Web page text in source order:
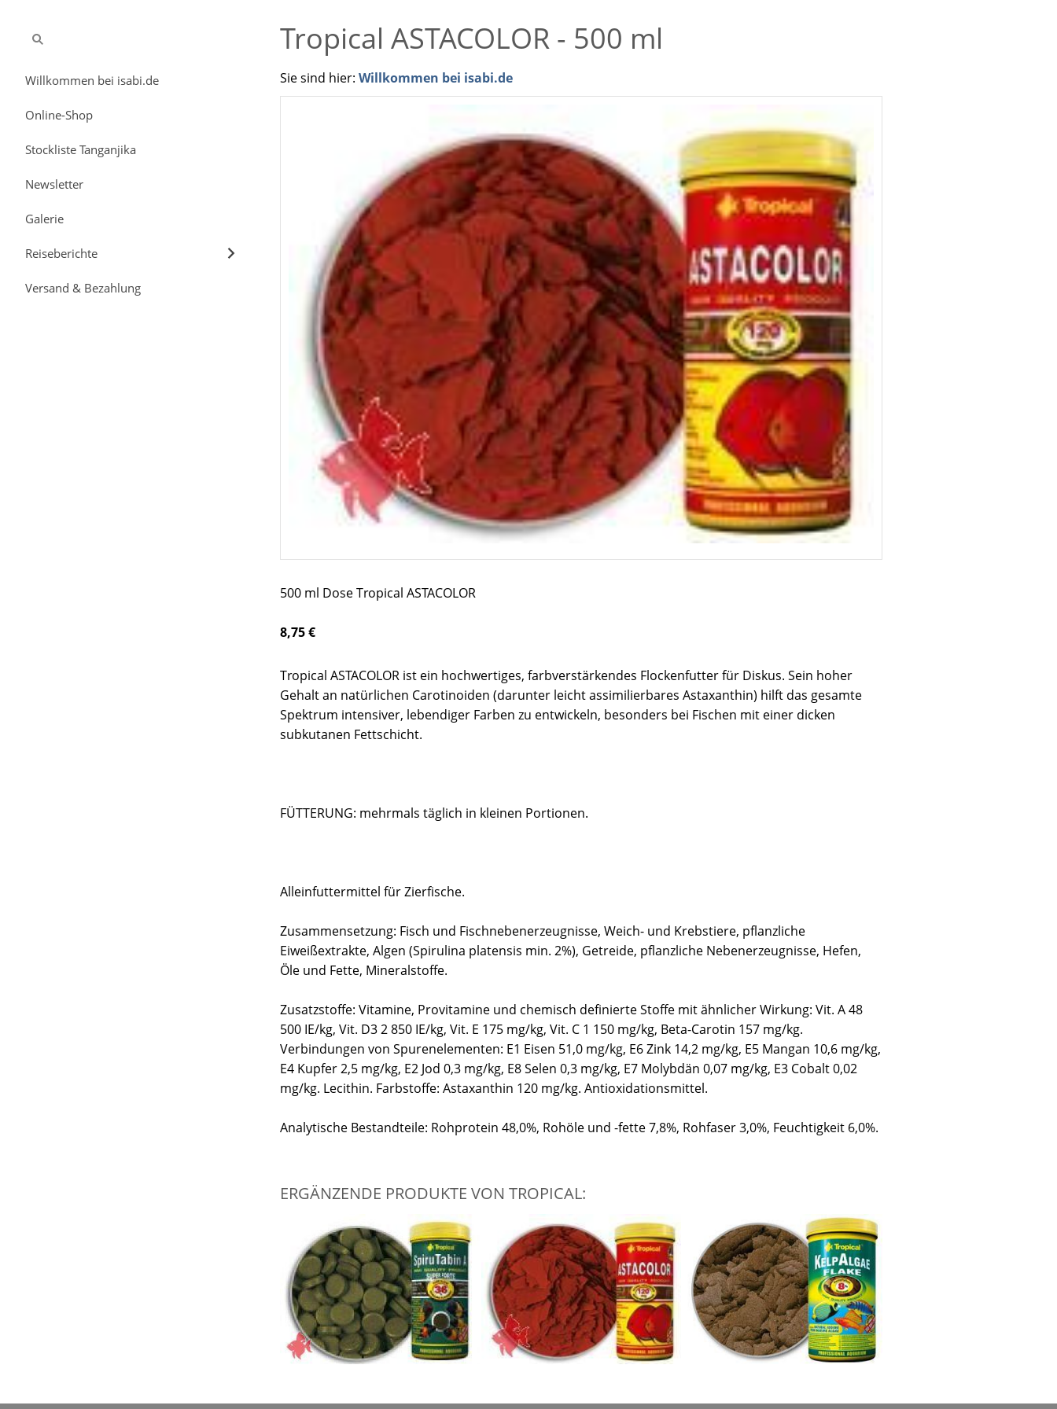
Willkommen bei isabi.de
Online-Shop
Stockliste Tanganjika
Newsletter
Galerie
Reiseberichte
Versand & Bezahlung
Tropical ASTACOLOR - 500 ml
Sie sind hier: Willkommen bei isabi.de
500 ml Dose Tropical ASTACOLOR
8,75 €
Tropical ASTACOLOR ist ein hochwertiges, farbverstärkendes Flockenfutter für Diskus. Sein hoher
Gehalt an natürlichen Carotinoiden (darunter leicht assimilierbares Astaxanthin) hilft das gesamte
Spektrum intensiver, lebendiger Farben zu entwickeln, besonders bei Fischen mit einer dicken
subkutanen Fettschicht.
FÜTTERUNG: mehrmals täglich in kleinen Portionen.
Alleinfuttermittel für Zierfische.
Zusammensetzung: Fisch und Fischnebenerzeugnisse, Weich- und Krebstiere, pflanzliche
Eiweißextrakte, Algen (Spirulina platensis min. 2%), Getreide, pflanzliche Nebenerzeugnisse, Hefen,
Öle und Fette, Mineralstoffe.
Zusatzstoffe: Vitamine, Provitamine und chemisch definierte Stoffe mit ähnlicher Wirkung: Vit. A 48
500 IE/kg, Vit. D3 2 850 IE/kg, Vit. E 175 mg/kg, Vit. C 1 150 mg/kg, Beta-Carotin 157 mg/kg.
Verbindungen von Spurenelementen: E1 Eisen 51,0 mg/kg, E6 Zink 14,2 mg/kg, E5 Mangan 10,6 mg/kg,
E4 Kupfer 2,5 mg/kg, E2 Jod 0,3 mg/kg, E8 Selen 0,3 mg/kg, E7 Molybdän 0,07 mg/kg, E3 Cobalt 0,02
mg/kg. Lecithin. Farbstoffe: Astaxanthin 120 mg/kg. Antioxidationsmittel.
Analytische Bestandteile: Rohprotein 48,0%, Rohöle und -fette 7,8%, Rohfaser 3,0%, Feuchtigkeit 6,0%.
ERGÄNZENDE PRODUKTE VON TROPICAL: